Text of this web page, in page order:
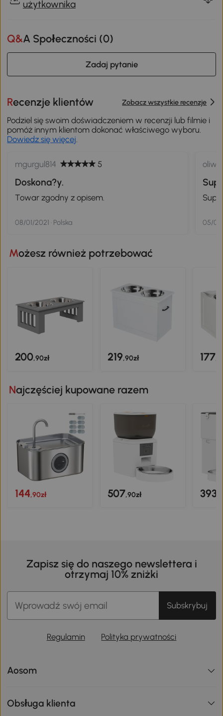
użytkownika
Q&A Społeczności (0)
Zadaj pytanie
Recenzje klientów Zobacz wszystkie recenzje
Podziel się swoim doświadczeniem w recenzji lub filmie i
pomóż innym klientom dokonać właściwego wyboru.
Dowiedz się więcej.
mgurgul814 5
Doskona?y.
Towar zgodny z opisem.
08/01/2021 · Polska 05/01/
Możesz również potrzebować
200,90zł 219,90zł 177
Najczęściej kupowane razem
144,90zł 507,90zł 393
Zapisz się do naszego newslettera i
otrzymaj 10% zniżki
Subskrybuj
Regulamin Polityka prywatności
Aosom
Obsługa klienta